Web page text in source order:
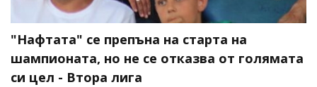
"Нафтата" се препъна на старта на
шампионата, но не се отказва от голямата
си цел - Втора лига